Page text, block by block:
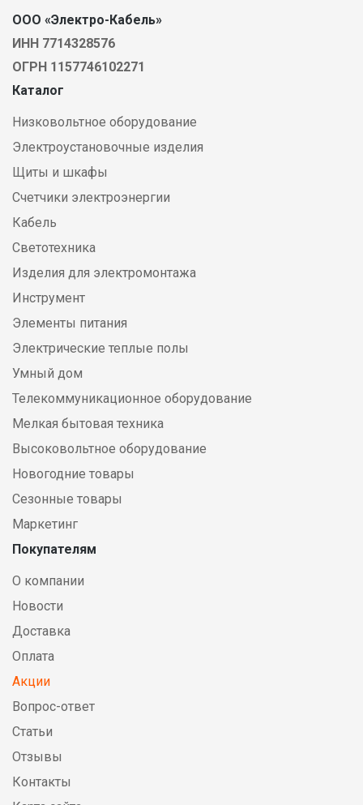
ООО «Электро-Кабель»
ИНН 7714328576
ОГРН 1157746102271
Каталог
Низковольтное оборудование
Электроустановочные изделия
Щиты и шкафы
Счетчики электроэнергии
Кабель
Светотехника
Изделия для электромонтажа
Инструмент
Элементы питания
Электрические теплые полы
Умный дом
Телекоммуникационное оборудование
Мелкая бытовая техника
Высоковольтное оборудование
Новогодние товары
Сезонные товары
Маркетинг
Покупателям
О компании
Новости
Доставка
Оплата
Акции
Вопрос-ответ
Статьи
Отзывы
Контакты